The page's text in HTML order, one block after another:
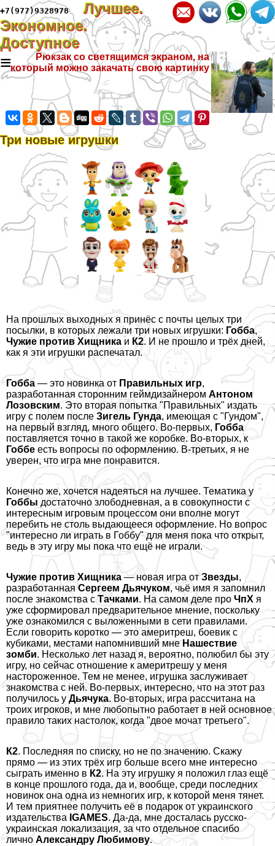
+7(977)9328978
Лучшее.
Экономное.
Доступное
≡
Рюкзак со светящимся экраном, на
который можно закачать свою картинку
Три новые игрушки
На прошлых выходных я принёс с почты целых три
посылки, в которых лежали три новых игрушки: Гобба,
Чужие против Хищника и К2. И не прошло и трёх дней,
как я эти игрушки распечатал.
Гобба — это новинка от Правильных игр,
разработанная сторонним гeймдизайнеромАнтоном
Лозовским. Это вторая попытка "Правильных" издать
игру с полем после Зигель Гунда, имеющая с "Гундом",
на первый взгляд, много общего. Во-первых, Гобба
поставляется точно в такой же коробке. Во-вторых, к
Гоббе есть вопросы по оформлению. В-третьих, я не
уверен, что игра мне понравится.
Конечно же, хочется надеяться на лучшее. Тематика у
Гоббы достаточно злободневная, а в совокупности с
интересным игровым процессом они вполне могут
перебить не столь выдающееся оформление. Но вопрос
"интересно ли играть в Гоббу" для меня пока что открыт,
ведь в эту игру мы пока что ещё не играли.
Чужие против Хищника — новая игра отЗвезды,
разработаннаяСергеем Дьячуком, чьё имя я запомнил
после знакомства сТачками. На самом деле про ЧпХ я
уже сформировал предварительное мнение, поскольку
уже ознакомился с выложенными в сети правилами.
Если говорить коротко — это америтреш, боевик с
кубиками, местами напомнивший мне Нашествие
зомби. Несколько лет назад я, вероятно, полюбил бы эту
игру, но сейчас отношение к америтрешу у меня
настороженное. Тем не менее, игрушка заслуживает
знакомства с ней. Во-первых, интересно, что на этот раз
получилось у Дьячука. Во-вторых, игра рассчитана на
троих игроков, и мне любопытно работает в ней основное
правило таких настолок, когда "двое мочат третьего".
К2. Последняя по списку, но не по значению. Скажу
прямо — из этих трёх игр больше всего мне интересно
сыграть именно в К2. На эту игрушку я положил глаз ещё
в конце прошлого года, да и, вообще, среди последних
новинок она одна из немногих игр, к которой меня тянет.
И тем приятнее получить её в подарок от украинского
издательства IGAMES. Да-да, мне досталась русско-
украинская локализация, за что отдельное спасибо
лично Александру Любимову.